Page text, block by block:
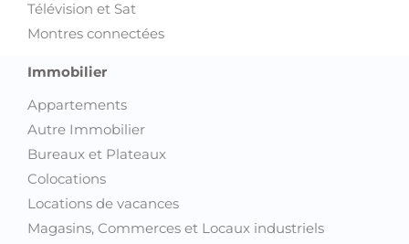
Télévision et Sat
Montres connectées
Immobilier
Appartements
Autre Immobilier
Bureaux et Plateaux
Colocations
Locations de vacances
Magasins, Commerces et Locaux industriels